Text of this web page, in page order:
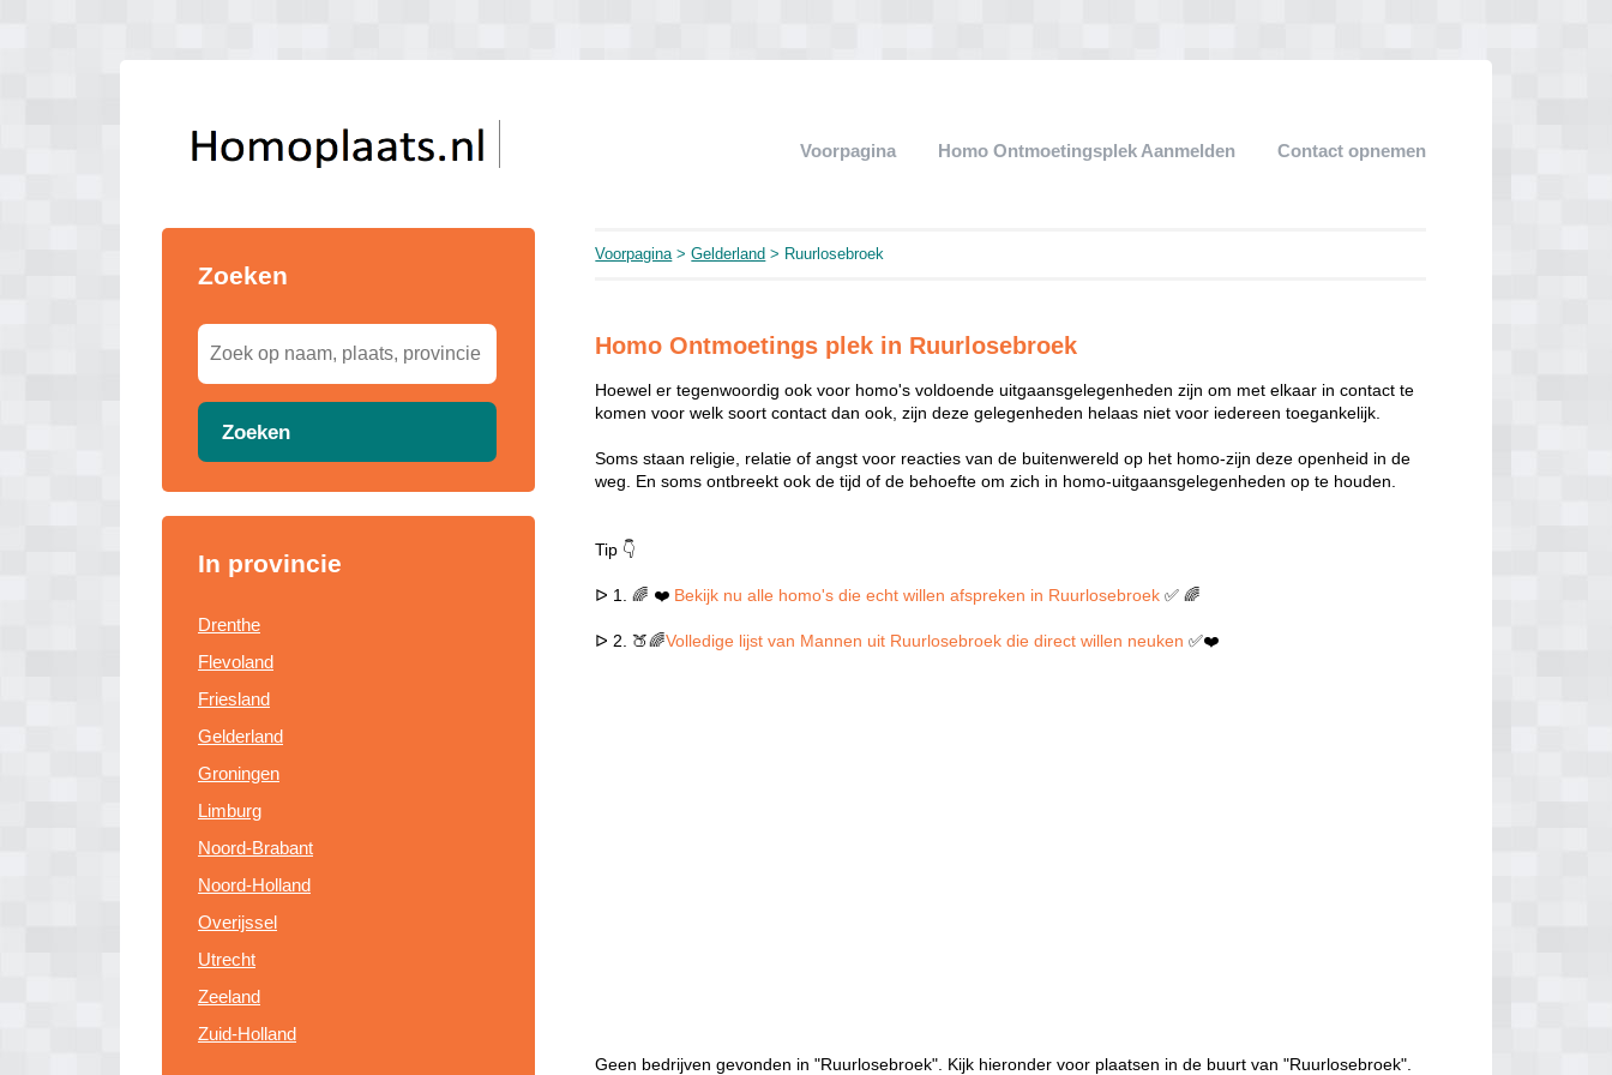
Voorpagina Homo Ontmoetingsplek Aanmelden Contact opnemen
Zoeken
Zoeken
In provincie
Drenthe
Flevoland
Friesland
Gelderland
Groningen
Limburg
Noord-Brabant
Noord-Holland
Overijssel
Utrecht
Zeeland
Zuid-Holland
Voorpagina>Gelderland > Ruurlosebroek
Homo Ontmoetings plek in Ruurlosebroek
Hoewel er tegenwoordig ook voor homo's voldoende uitgaansgelegenheden zijn om met elkaar in contact te
komen voor welk soort contact dan ook, zijn deze gelegenheden helaas niet voor iedereen toegankelijk.
Soms staan religie, relatie of angst voor reacties van de buitenwereld op het homo-zijn deze openheid in de
weg. En soms ontbreekt ook de tijd of de behoefte om zich in homo-uitgaansgelegenheden op te houden.
Tip 👇
ᐅ 1. 🌈 ❤️ Bekijk nu alle homo's die echt willen afspreken in Ruurlosebroek ✅ 🌈
ᐅ 2. 🍑🌈Volledige lijst van Mannen uit Ruurlosebroek die direct willen neuken✅❤️
Geen bedrijven gevonden in "Ruurlosebroek". Kijk hieronder voor plaatsen in de buurt van "Ruurlosebroek".